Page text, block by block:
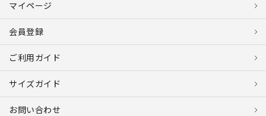
マイページ
会員登録
ご利用ガイド
サイズガイド
お問い合わせ